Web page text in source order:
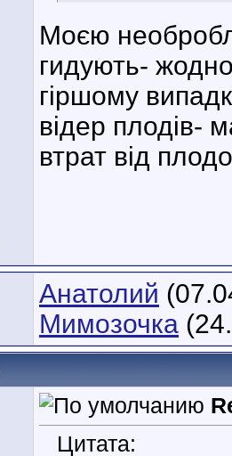
Моєю
гидують-
гіршому
відер плодів-
втрат від
Анатолий
Мимозочка
Цитата: